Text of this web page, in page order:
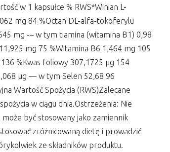
w 1 kapsułce % RWS*Winian L-
mg 84 %Octan DL-alfa-tokoferylu
mg -– w tym tiamina (witamina B1) 0,98
mg 75 %Witamina B6 1,464 mg 105
%Kwas foliowy 307,1725 µg 154
µg — w tym Selen 52,68 96
Wartość Spożycia (RWS)Zalecane
w ciągu dnia.Ostrzeżenia: Nie
być stosowany jako zamiennik
zróżnicowaną dietę i prowadzić
ze składników produktu.